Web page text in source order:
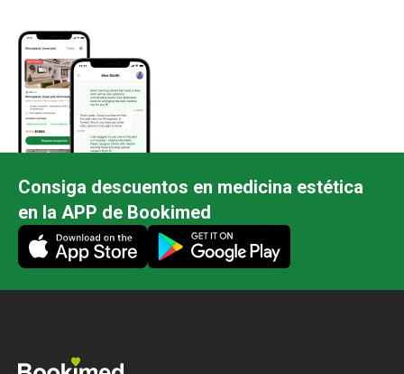
Consiga descuentos en medicina estética
en la APP de Bookimed